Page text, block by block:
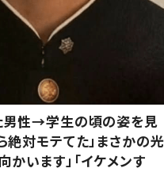
男性→学生の頃の姿を見
対モテてた」まさかの光
かいます」「イケメンす